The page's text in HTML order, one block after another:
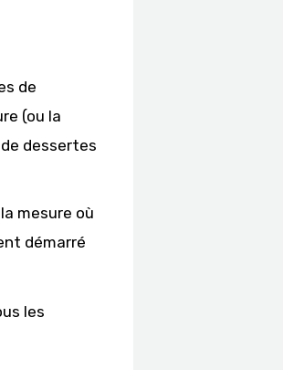
de
(ou la
dessertes
mesure où
démarré
les